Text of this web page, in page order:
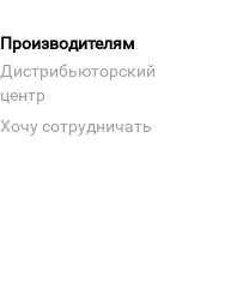
Производителям
Дистрибьюторский
центр
Хочу сотрудничать